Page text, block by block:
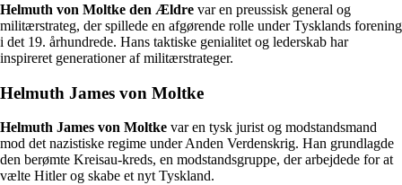
Helmuth von Moltke den Ældre var en preussisk general og
militærstrateg, der spillede en afgørende rolle under Tysklands forening
i det 19. århundrede. Hans taktiske genialitet og lederskab har
inspireret generationer af militærstrateger.
Helmuth James von Moltke
Helmuth James von Moltke var en tysk jurist og modstandsmand
mod det nazistiske regime under Anden Verdenskrig. Han grundlagde
den berømte Kreisau-kreds, en modstandsgruppe, der arbejdede for at
vælte Hitler og skabe et nyt Tyskland.